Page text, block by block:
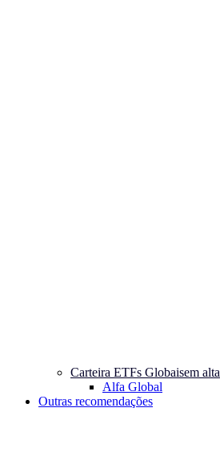
Carteira ETFs Globaisem alta
Alfa Global
Outras recomendações